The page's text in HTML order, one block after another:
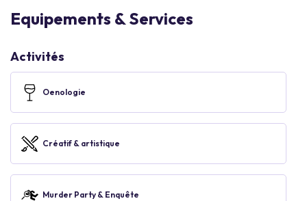
Equipements & Services
Activités
Oenologie
Créatif & artistique
Murder Party & Enquête